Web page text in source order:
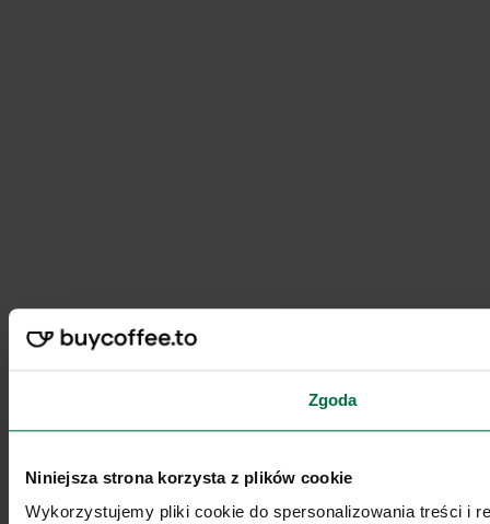
Zgoda
Niniejsza strona korzysta z plików cookie
Wykorzystujemy pliki cookie do spersonalizowania treści i